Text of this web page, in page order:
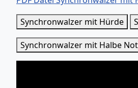
Synchronwalzer mit Hürde
Synchronwalzer mit Halbe